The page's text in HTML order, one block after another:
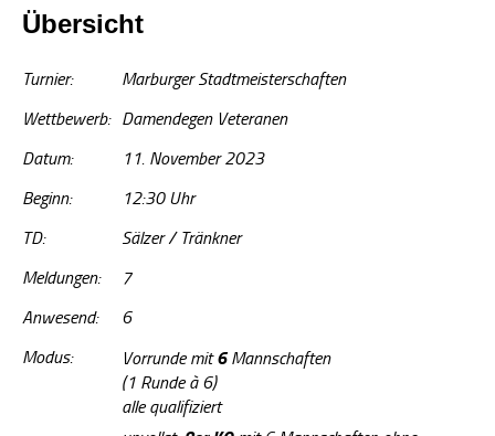
Übersicht
Turnier:
Marburger Stadtmeisterschaften
Wettbewerb: Damendegen Veteranen
Datum:
11. November 2023
Beginn:
12:30 Uhr
TD:
Sälzer / Tränkner
Meldungen:
7
Anwesend:
6
Modus:
Vorrunde mit6Mannschaften
(1 Runde à 6)
alle qualifiziert